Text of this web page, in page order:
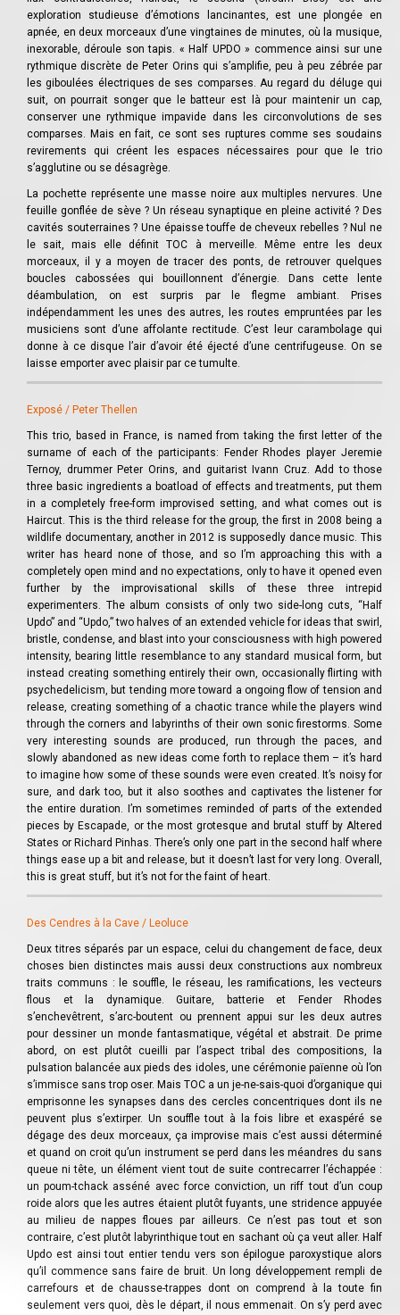
exploration studieuse d’émotions lancinantes, est une plongée en
apnée, en deux morceaux d’une vingtaines de minutes, où la musique,
inexorable, déroule son tapis. « Half UPDO » commence ainsi sur une
rythmique discrète de Peter Orins qui s’amplifie, peu à peu zébrée par
les giboulées électriques de ses comparses. Au regard du déluge qui
suit, on pourrait songer que le batteur est là pour maintenir un cap,
conserver une rythmique impavide dans les circonvolutions de ses
comparses. Mais en fait, ce sont ses ruptures comme ses soudains
revirements qui créent les espaces nécessaires pour que le trio
s’agglutine ou se désagrège.
La pochette représente une masse noire aux multiples nervures. Une
feuille gonflée de sève ? Un réseau synaptique en pleine activité ? Des
cavités souterraines ? Une épaisse touffe de cheveux rebelles ? Nul ne
le sait, mais elle définit TOC à merveille. Même entre les deux
morceaux, il y a moyen de tracer des ponts, de retrouver quelques
boucles cabossées qui bouillonnent d’énergie. Dans cette lente
déambulation, on est surpris par le flegme ambiant. Prises
indépendamment les unes des autres, les routes empruntées par les
musiciens sont d’une affolante rectitude. C’est leur carambolage qui
donne à ce disque l’air d’avoir été éjecté d’une centrifugeuse. On se
laisse emporter avec plaisir par ce tumulte.
Exposé / Peter Thellen
This trio, based in France, is named from taking the first letter of the
surname of each of the participants: Fender Rhodes player Jeremie
Ternoy, drummer Peter Orins, and guitarist Ivann Cruz. Add to those
three basic ingredients a boatload of effects and treatments, put them
in a completely free-form improvised setting, and what comes out is
Haircut. This is the third release for the group, the first in 2008 being a
wildlife documentary, another in 2012 is supposedly dance music. This
writer has heard none of those, and so I’m approaching this with a
completely open mind and no expectations, only to have it opened even
further by the improvisational skills of these three intrepid
experimenters. The album consists of only two side-long cuts, “Half
Updo” and “Updo,” two halves of an extended vehicle for ideas that swirl,
bristle, condense, and blast into your consciousness with high powered
intensity, bearing little resemblance to any standard musical form, but
instead creating something entirely their own, occasionally flirting with
psychedelicism, but tending more toward a ongoing flow of tension and
release, creating something of a chaotic trance while the players wind
through the corners and labyrinths of their own sonic firestorms. Some
very interesting sounds are produced, run through the paces, and
slowly abandoned as new ideas come forth to replace them – it’s hard
to imagine how some of these sounds were even created. It’s noisy for
sure, and dark too, but it also soothes and captivates the listener for
the entire duration. I’m sometimes reminded of parts of the extended
pieces by Escapade, or the most grotesque and brutal stuff by Altered
States or Richard Pinhas. There’s only one part in the second half where
things ease up a bit and release, but it doesn’t last for very long. Overall,
this is great stuff, but it’s not for the faint of heart.
Des Cendres à la Cave / Leoluce
Deux titres séparés par un espace, celui du changement de face, deux
choses bien distinctes mais aussi deux constructions aux nombreux
traits communs : le souffle, le réseau, les ramifications, les vecteurs
flous et la dynamique. Guitare, batterie et Fender Rhodes
s’enchevêtrent, s’arc-boutent ou prennent appui sur les deux autres
pour dessiner un monde fantasmatique, végétal et abstrait. De prime
abord, on est plutôt cueilli par l’aspect tribal des compositions, la
pulsation balancée aux pieds des idoles, une cérémonie païenne où l’on
s’immisce sans trop oser. Mais TOC a un je-ne-sais-quoi d’organique qui
emprisonne les synapses dans des cercles concentriques dont ils ne
peuvent plus s’extirper. Un souffle tout à la fois libre et exaspéré se
dégage des deux morceaux, ça improvise mais c’est aussi déterminé
et quand on croit qu’un instrument se perd dans les méandres du sans
queue ni tête, un élément vient tout de suite contrecarrer l’échappée :
un poum-tchack asséné avec force conviction, un riff tout d’un coup
roide alors que les autres étaient plutôt fuyants, une stridence appuyée
au milieu de nappes floues par ailleurs. Ce n’est pas tout et son
contraire, c’est plutôt labyrinthique tout en sachant où ça veut aller. Half
Updo est ainsi tout entier tendu vers son épilogue paroxystique alors
qu’il commence sans faire de bruit. Un long développement rempli de
carrefours et de chausse-trappes dont on comprend à la toute fin
seulement vers quoi, dès le départ, il nous emmenait. On s’y perd avec